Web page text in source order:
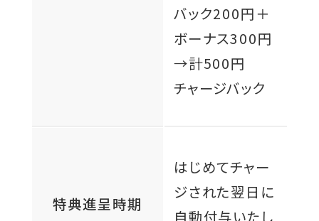
バック200円＋
ボーナス300円
→計500円
チャージバック
特典進呈時期
はじめてチャー
ジされた翌日に
自動付与いたし